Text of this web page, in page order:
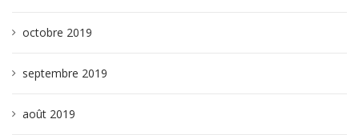
octobre 2019
septembre 2019
août 2019